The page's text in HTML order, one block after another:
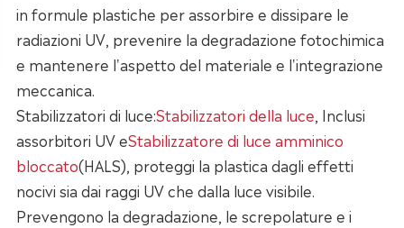
in formule plastiche per assorbire e dissipare le
radiazioni UV, prevenire la degradazione fotochimica
e mantenere l'aspetto del materiale e l'integrazione
meccanica.
Stabilizzatori di luce:Stabilizzatori della luce, Inclusi
assorbitori UV eStabilizzatore di luce amminico
bloccato(HALS), proteggi la plastica dagli effetti
nocivi sia dai raggi UV che dalla luce visibile.
Prevengono la degradazione, le screpolature e i